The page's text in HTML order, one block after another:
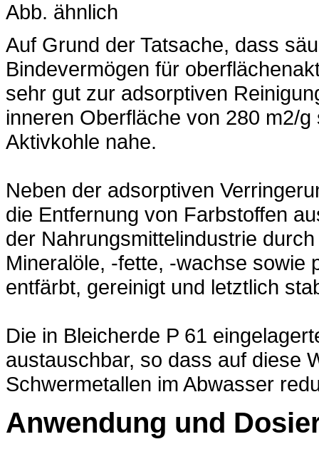
Abb. ähnlich
Auf Grund der Tatsache, dass
Bindevermögen für
sehr gut zur adsorptiven
inneren Oberfläche von 280 m2/
Aktivkohle nahe.
Neben der adsorptiven
die Entfernung von Farbstoffen
der Nahrungsmittelindustrie
Mineralöle, -fette, -wachse sowie
entfärbt, gereinigt und letztlich
Die in Bleicherde P 61
austauschbar, so dass auf diese
Schwermetallen im Abwasser
Anwendung und